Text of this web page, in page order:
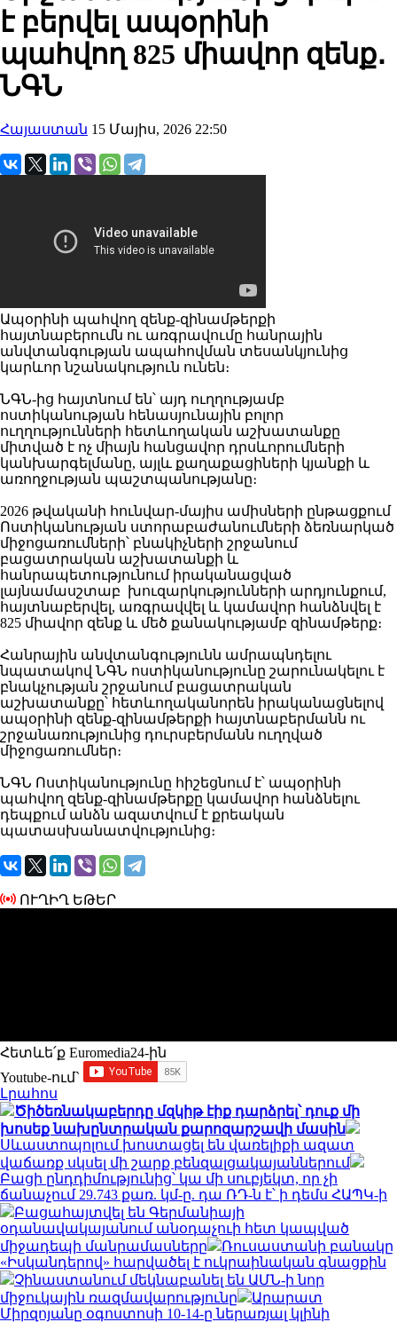
է բերվել ապօրինի
պահվող 825 միավոր զենք․
ՆԳՆ
Հայաստան 15 Մայիս, 2026 22:50
Ապօրինի պահվող զենք-զինամթերքի
հայտնաբերումն ու առգրավումը հանրային
անվտանգության ապահովման տեսանկյունից
կարևոր նշանակություն ունեն։
ՆԳՆ-ից հայտնում են՝ այդ ուղղությամբ
ոստիկանության հենասյունային բոլոր
ուղղությունների հետևողական աշխատանքը
միտված է ոչ միայն հանցավոր դրսևորումների
կանխարգելմանը, այլև քաղաքացիների կյանքի և
առողջության պաշտպանությանը։
2026 թվականի հունվար-մայիս ամիսների ընթացքում
Ոստիկանության ստորաբաժանումների ձեռնարկած
միջոցառումների՝ բնակիչների շրջանում
բացատրական աշխատանքի և
հանրապետությունում իրականացված
լայնամասշտաբ խուզարկությունների արդյունքում,
հայտնաբերվել, առգրավվել և կամավոր հանձնվել է
825 միավոր զենք և մեծ քանակությամբ զինամթերք։
Հանրային անվտանգությունն ամրապնդելու
նպատակով ՆԳՆ ոստիկանությունը շարունակելու է
բնակչության շրջանում բացատրական
աշխատանքը՝ հետևողականորեն իրականացնելով
ապօրինի զենք-զինամթերքի հայտնաբերմանն ու
շրջանառությունից դուրսբերմանն ուղղված
միջոցառումներ։
ՆԳՆ Ոստիկանությունը հիշեցնում է՝ ապօրինի
պահվող զենք-զինամթերքը կամավոր հանձնելու
դեպքում անձն ազատվում է քրեական
պատասխանատվությունից։
ՈՒՂԻՂ ԵԹԵՐ
Հետևե՛ք Euromedia24-ին
Youtube-ում`
Լրահոս
Ծիծեռնակաբերդը մզկիթ էիք դարձրել՝ դուք մի
խոսեք նախընտրական քարոզարշավի մասին
Սևաստոպոլում խոստացել են վառելիքի ազատ
վաճառք սկսել մի շարք բենզալցակայաններում
Բացի ընդդիմությունից՝ կա մի սուբյեկտ, որ չի
ճանաչում 29.743 քառ. կմ-ը. դա ՌԴ-ն է՝ ի դեմս ՀԱՊԿ-ի
Բացահայտվել են Գերմանիայի
օդանավակայանում անօդաչուի հետ կապված
միջադեպի մանրամասները
Ռուսաստանի բանակը
«Իսկանդերով» հարվածել է ուկրաինական գնացքին
Չինաստանում մեկնաբանել են ԱՄՆ-ի նոր
միջուկային ռազմավարությունը
Արարատ
Միրզոյանը օգոստոսի 10-14-ը ներառյալ կլինի